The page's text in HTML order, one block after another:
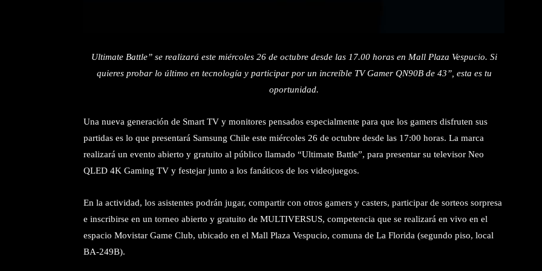
Ultimate Battle” se realizará este miércoles 26 de octubre desde las 17.00 horas en Mall Plaza Vespucio. Si
quieres probar lo último en tecnología y participar por un increíble TV Gamer QN90B de 43”, esta es tu
oportunidad.
Una nueva generación de Smart TV y monitores pensados especialmente para que los gamers disfruten sus
partidas es lo que presentará Samsung Chile este miércoles 26 de octubre desde las 17:00 horas. La marca
realizará un evento abierto y gratuito al público llamado “Ultimate Battle”, para presentar su televisor Neo
QLED 4K Gaming TV y festejar junto a los fanáticos de los videojuegos.
En la actividad, los asistentes podrán jugar, compartir con otros gamers y casters, participar de sorteos sorpresa
e inscribirse en un torneo abierto y gratuito de MULTIVERSUS, competencia que se realizará en vivo en el
espacio Movistar Game Club, ubicado en el Mall Plaza Vespucio, comuna de La Florida (segundo piso, local
BA-249B).